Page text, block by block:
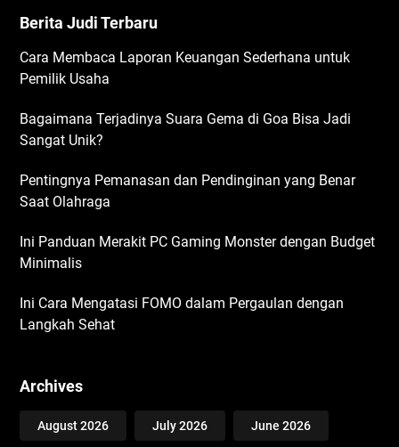
Berita Judi Terbaru
Cara Membaca Laporan Keuangan Sederhana untuk
Pemilik Usaha
Bagaimana Terjadinya Suara Gema di Goa Bisa Jadi
Sangat Unik?
Pentingnya Pemanasan dan Pendinginan yang Benar
Saat Olahraga
Ini Panduan Merakit PC Gaming Monster dengan Budget
Minimalis
Ini Cara Mengatasi FOMO dalam Pergaulan dengan
Langkah Sehat
Archives
August 2026 July 2026 June 2026